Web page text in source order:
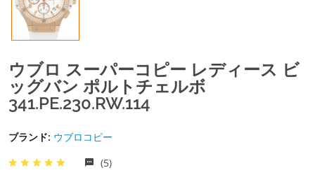
ウブロ スーパーコピー レディース ビ
ッグバン ポルトチェルボ
341.PE.230.RW.114
ブランド: ウブロコピー
(5)